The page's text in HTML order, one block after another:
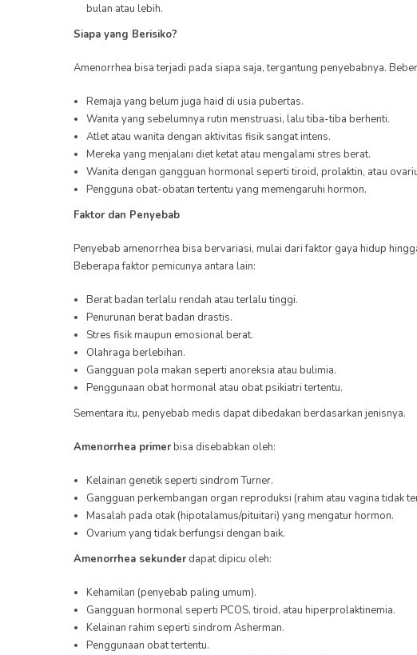
bulan atau lebih.
Siapa yang Berisiko?
Amenorrhea bisa terjadi pada siapa saja, tergantung penyebabnya.
Remaja yang belum juga haid di usia pubertas.
Wanita yang sebelumnya rutin menstruasi, lalu tiba-tiba berhenti.
Atlet atau wanita dengan aktivitas fisik sangat intens.
Mereka yang menjalani diet ketat atau mengalami stres berat.
Wanita dengan gangguan hormonal seperti tiroid, prolaktin, atau
Pengguna obat-obatan tertentu yang memengaruhi hormon.
Faktor dan Penyebab
Penyebab amenorrhea bisa bervariasi, mulai dari faktor gaya hidup
Beberapa faktor pemicunya antara lain:
Berat badan terlalu rendah atau terlalu tinggi.
Penurunan berat badan drastis.
Stres fisik maupun emosional berat.
Olahraga berlebihan.
Gangguan pola makan seperti anoreksia atau bulimia.
Penggunaan obat hormonal atau obat psikiatri tertentu.
Sementara itu, penyebab medis dapat dibedakan berdasarkan jenisnya.
Amenorrhea primerbisa disebabkan oleh:
Kelainan genetik seperti sindrom Turner.
Gangguan perkembangan organ reproduksi (rahim atau vagina tidak
Masalah pada otak (hipotalamus/pituitari) yang mengatur hormon.
Ovarium yang tidak berfungsi dengan baik.
Amenorrhea sekunder dapat dipicu oleh:
Kehamilan (penyebab paling umum).
Gangguan hormonal seperti PCOS, tiroid, atau hiperprolaktinemia.
Kelainan rahim seperti sindrom Asherman.
Penggunaan obat tertentu.